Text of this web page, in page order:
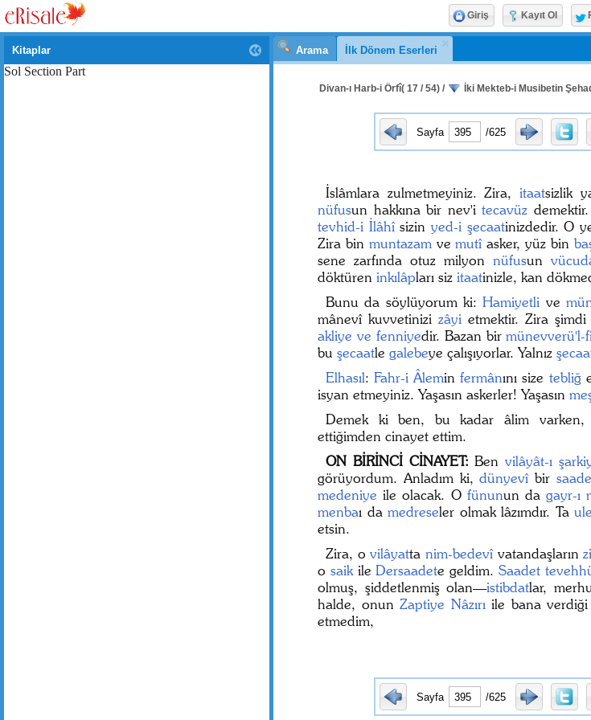
Arama İlk Dönem Eserleri
Divan-ı Harb-i Örfî( 17 / 54) / İki Mekteb-i Musibetin
Sayfa /625
İslâmlara zulmetmeyiniz. Zira, itaatsizlik
nüfusun hakkına bir nev'itecavüz
tevhid-i İlâhîsizin yed-i şecaatinizdedir. O
Zira bin muntazam vemutîasker, yüz bin
sene zarfında otuz milyon nüfusun
döktüren inkılâpları siz itaatinizle, kan
Bunu da söylüyorum ki:Hamiyetli ve
mânevî kuvvetinizi zâyi etmektir. Zira şimdi
akliye ve fenniyedir. Bazan birmünevverü'l-
bu şecaatle galebeye çalışıyorlar. Yalnız
Elhasıl:Fahr-i Âleminfermânını size tebliğ
isyan etmeyiniz. Yaşasın askerler! Yaşasın
Demek ki ben, bu kadar âlim varken,
ettiğimden cinayet ettim.
ON BİRİNCİ CİNAYET: Ben vilâyât-ı
görüyordum. Anladım ki,dünyevîbir
medeniye ile olacak. O fünunun dagayr-ı
menbaı damedreseler olmak lâzımdır. Ta
etsin.
Zira, ovilâyattanim-bedevîvatandaşların
o saikileDersaadete geldim.Saadet
olmuş, şiddetlenmiş olan—istibdatlar,
halde, onunZaptiye Nâzırı ile bana
etmedim,
Sayfa /625
Kitaplar
Sol Section Part
Giriş Kayıt Ol